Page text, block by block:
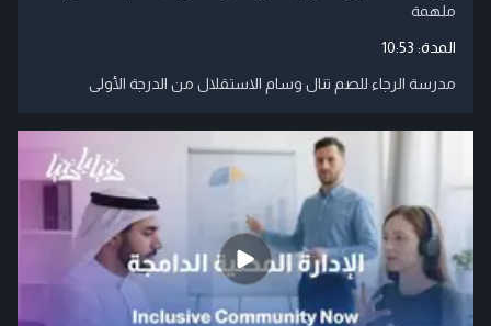
ملهمة
المدة: 10:53
مدرسة الرجاء للصم تنال وسام الاستقلال من الدرجة الأولى